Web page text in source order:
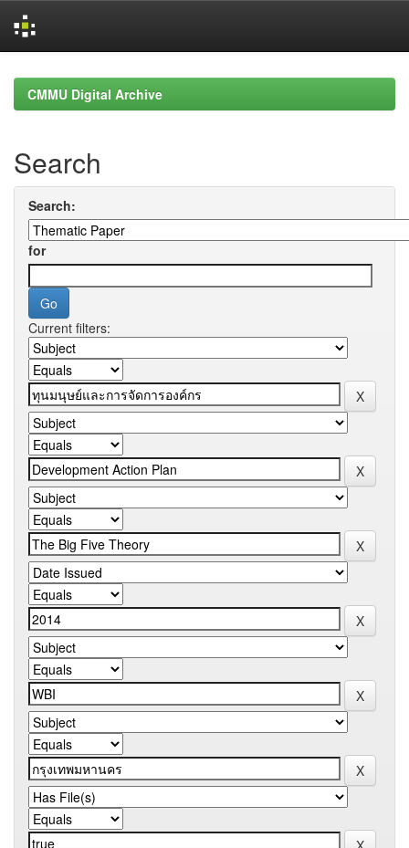
navigationCMMU Digital Archive
Search
Search:
for
Current filters: